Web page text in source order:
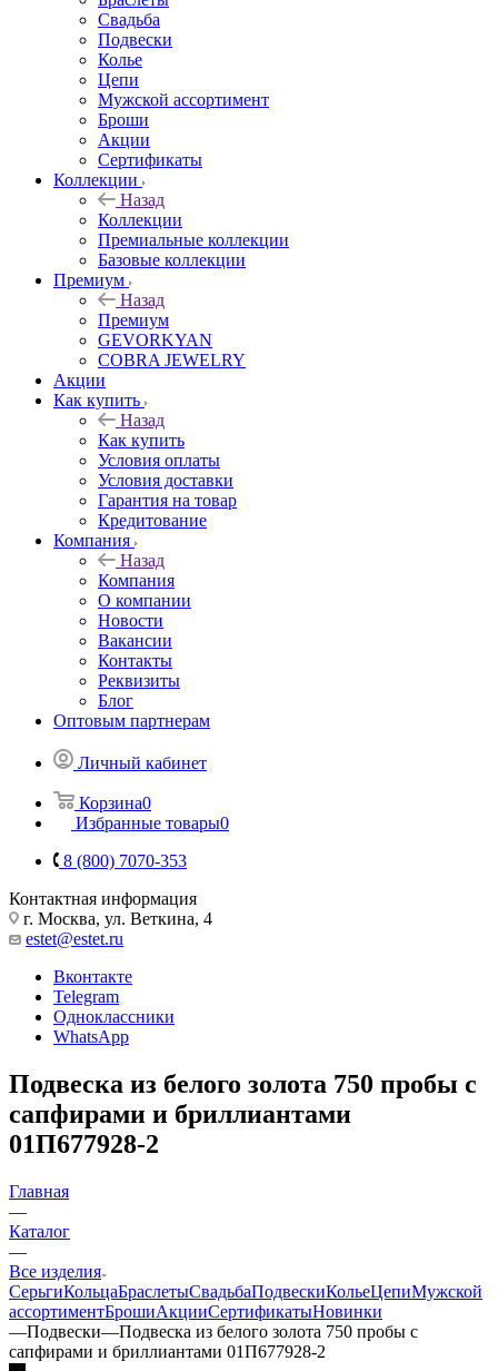
Свадьба
Подвески
Колье
Цепи
Мужской ассортимент
Броши
Акции
Сертификаты
Коллекции
Назад
Коллекции
Премиальные коллекции
Базовые коллекции
Премиум
Назад
Премиум
GEVORKYAN
COBRA JEWELRY
Акции
Как купить
Назад
Как купить
Условия оплаты
Условия доставки
Гарантия на товар
Кредитование
Компания
Назад
Компания
О компании
Новости
Вакансии
Контакты
Реквизиты
Блог
Оптовым партнерам
Личный кабинет
Корзина0
Избранные товары0
8 (800) 7070-353
Контактная информация
г. Москва, ул. Веткина, 4
estet@estet.ru
Вконтакте
Telegram
Одноклассники
WhatsApp
Подвеска из белого золота 750 пробы с
сапфирами и бриллиантами
01П677928-2
Главная
—
Каталог
—
Все изделия
СерьгиКольцаБраслетыСвадьбаПодвескиКольеЦепиМужской
ассортиментБрошиАкцииСертификатыНовинки
—Подвески—Подвеска из белого золота 750 пробы с
сапфирами и бриллиантами 01П677928-2